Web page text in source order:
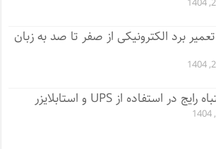
برد الکترونیکی از صفر تا صد به زبان